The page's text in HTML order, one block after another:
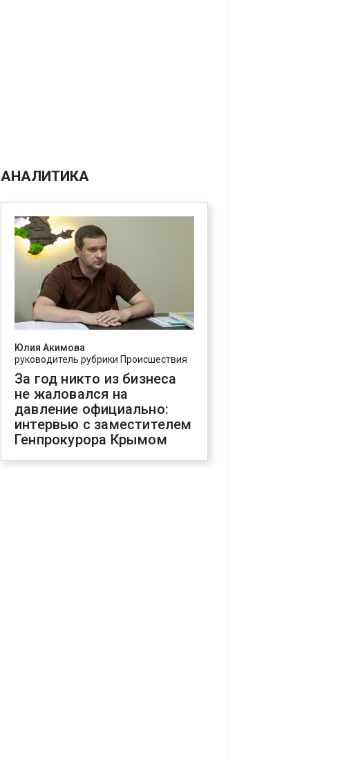
АНАЛИТИКА
Юлия Акимова
руководитель рубрики Происшествия
За год никто из бизнеса
не жаловался на
давление официально:
интервью с заместителем
Генпрокурора Крымом